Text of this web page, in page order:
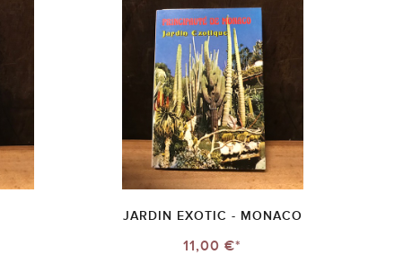
JARDIN EXOTIC - MONACO
11,00 €*